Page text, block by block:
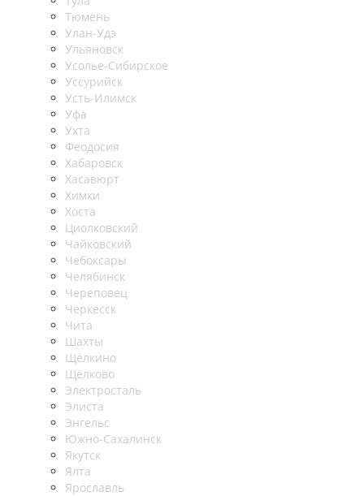
Тюмень
Улан-Удэ
Ульяновск
Усолье-Сибирское
Уссурийск
Усть-Илимск
Уфа
Ухта
Феодосия
Хабаровск
Хасавюрт
Химки
Хоста
Циолковский
Чайковский
Чебоксары
Челябинск
Череповец
Черкесск
Чита
Шахты
Щёлкино
Щёлково
Электросталь
Элиста
Энгельс
Южно-Сахалинск
Якутск
Ялта
Ярославль